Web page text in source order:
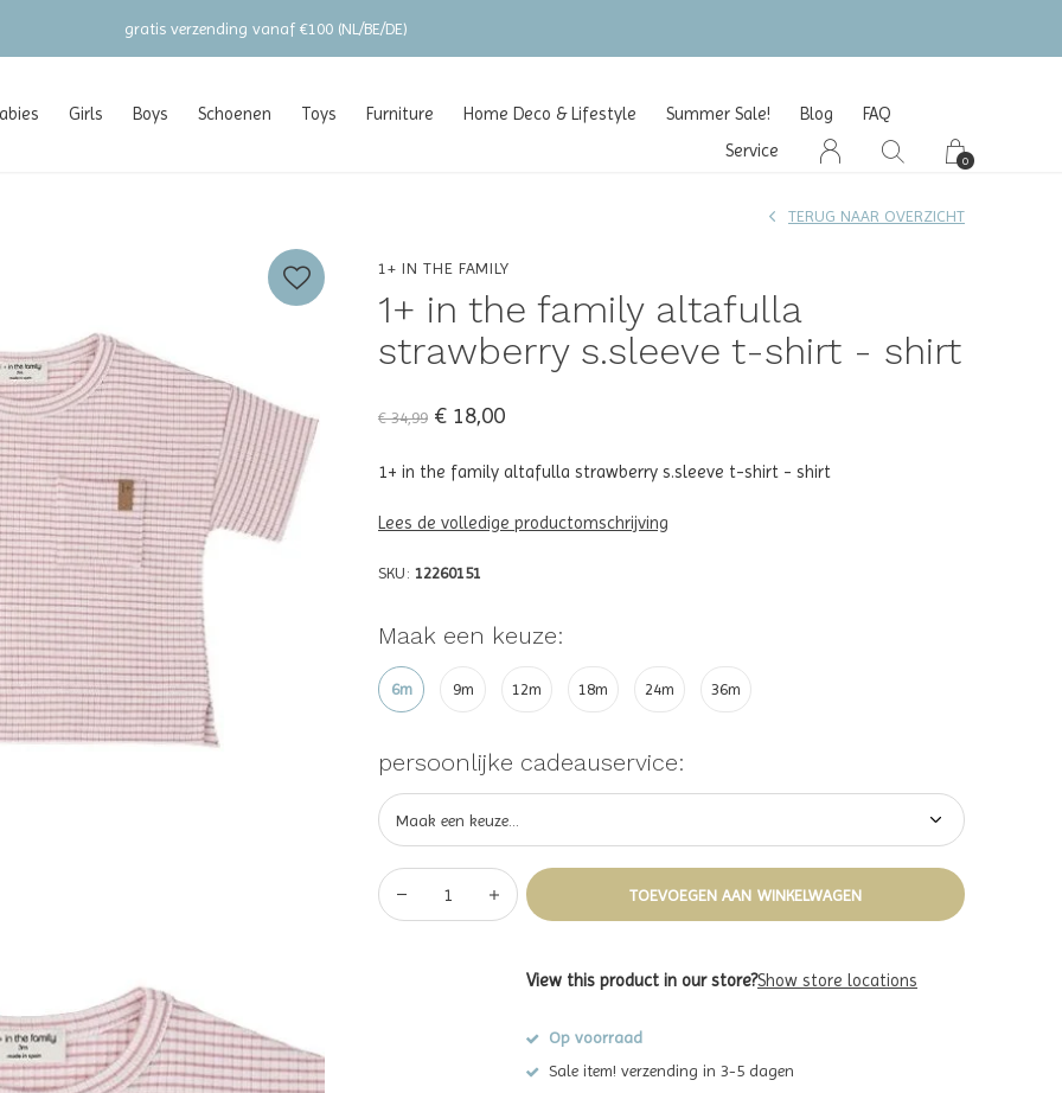
Girls Boys Schoenen Toys Furniture Home Deco & Lifestyle Summer Sale! Blog
FAQ
Service
0
gratis verzending vanaf €100 (NL/BE/DE)
1+ IN THE FAMILY
1+ in the family altafulla
strawberry s.sleeve t-shirt - shirt
TERUG NAAR OVERZICHT
€ 34,99 € 18,00
1+ in the family altafulla strawberry s.sleeve t-shirt - shirt
Lees de volledige productomschrijving
SKU: 12260151
Maak een keuze:
6m 9m 12m 18m 24m 36m
persoonlijke cadeauservice:
TOEVOEGEN AAN WINKELWAGEN
View this product in our store?Show store locations
Op voorraad
Sale item! verzending in 3-5 dagen